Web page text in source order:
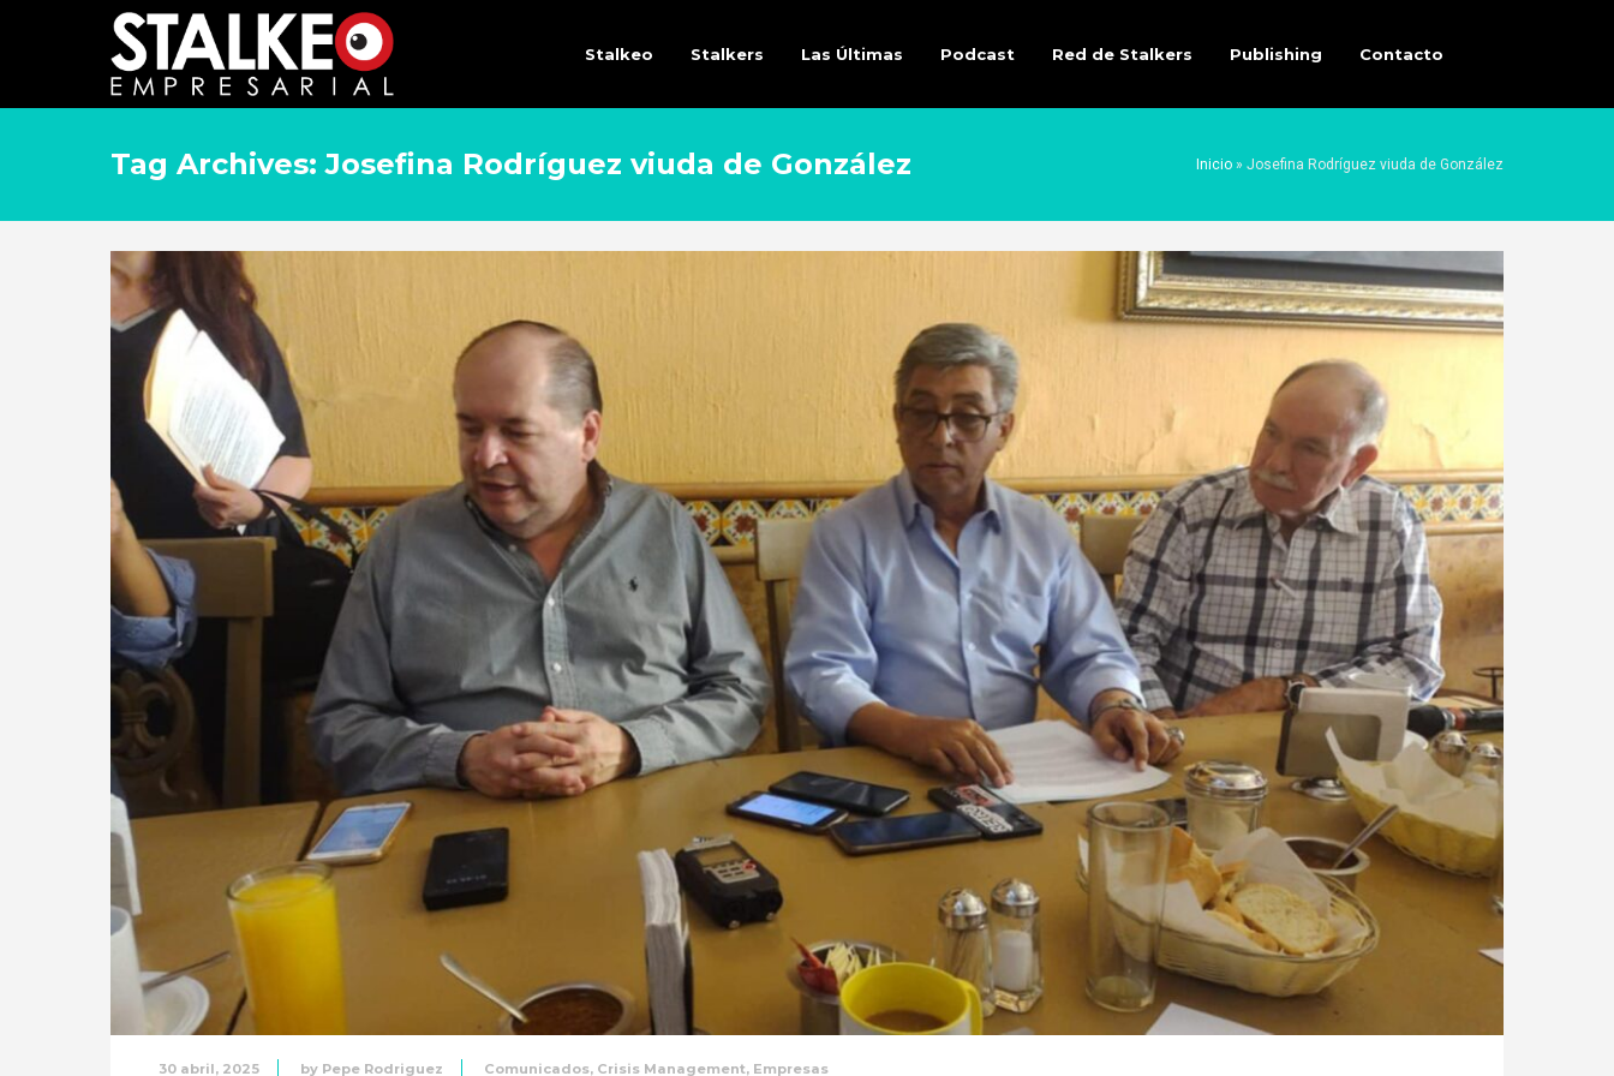
Stalkeo Stalkers Las Últimas Podcast Red de Stalkers Publishing Contacto
Tag Archives: Josefina Rodríguez viuda de González Inicio » Josefina Rodríguez viuda de González
30 abril, 2025 by Pepe Rodriguez Comunicados, Crisis Management, Empresas